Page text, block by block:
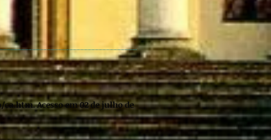
ca.htm.Acesso em 02 de julho de